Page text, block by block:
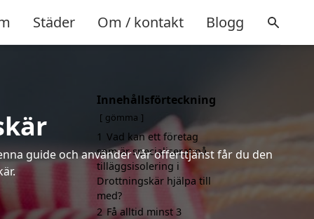
Städer Om / kontakt Blogg
guide och använder vår offerttjänst får du den
Innehållsförteckning
gömma
1 Vad kan ett företag
som är specialiserat på
tilläggsisolering i
Drottningskär hjälpa till
med?
2 Få alltid minst 3